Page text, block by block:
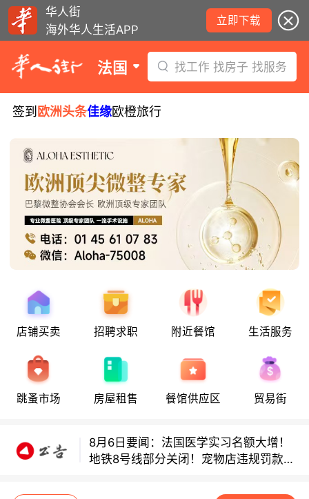
华人街
海外华人生活APP
立即下载
法国 找工作 找房子 找服务
签到 欧洲头条佳缘欧橙旅行
店铺买卖 招聘求职 附近餐馆 生活服务
跳蚤市场 房屋租售 餐馆供应区 贸易街
8月6日要闻：法国医学实习名额大增！
地铁8号线部分关闭！宠物店违规罚款出
炉！
巴黎地铁音乐家海选启动！
地铁8号线部分关闭！宠物店违规罚款出
炉！